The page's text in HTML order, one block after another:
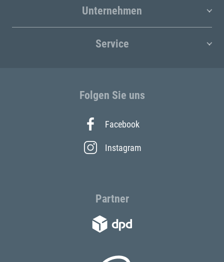
Unternehmen
Service
Folgen Sie uns
Facebook
Instagram
Partner